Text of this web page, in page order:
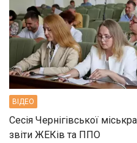
ВIДЕО
Сесія Чернігівської
звіти ЖЕКів та ППО